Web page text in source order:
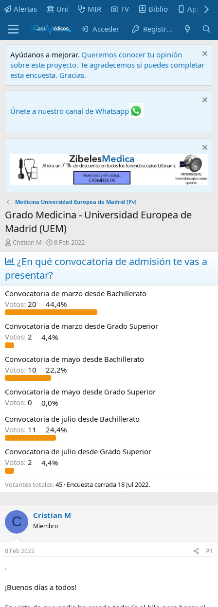
Alertas Uni MIR TV Biblio Apps
Acceder Registrarse
Ayúdanos a mejorar. Queremos conocer tu opinión
sobre este proyecto. Te agradecemos si puedes completar
esta encuesta. Gracias.
Únete a nuestro canal de Whatsapp
Medicina Universidad Europea de Madrid [Pv]
Grado Medicina - Universidad Europea de
Madrid (UEM)
A
u
t
o
r
Cristian M
F
e
c
h
d
e
i
n
c
i
8 Feb 2022
¿En qué convocatoria de admisión te vas a
presentar?
Convocatoria de marzo desde Bachillerato
Votos: 20 44,4%
Convocatoria de marzo desde Grado Superior
Votos: 2 4,4%
Convocatoria de mayo desde Bachillerato
Votos: 10 22,2%
Convocatoria de mayo desde Grado Superior
Votos: 0
0,0%
Convocatoria de julio desde Bachillerato
Votos: 11 24,4%
Convocatoria de julio desde Grado Superior
Votos: 2 4,4%
Votantes totales 45 Encuesta cerrada 18 Jul 2022.
C Cristian M
Miembro
8 Feb 2022 #1
.
¡Buenos días a todos!